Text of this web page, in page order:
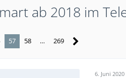
ab 2018 im
57 58 … 269
6. Juni 2020